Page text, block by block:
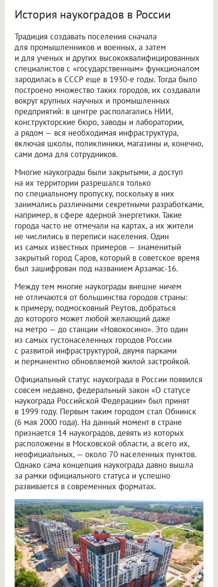
История наукоградов в России
Традиция создавать поселения сначала
для промышленников и военных, а затем
и для ученых и других высококвалифицированных
специалистов с «государственным» функционалом
зародилась в СССР еще в 1930-е годы. Тогда было
построено множество таких городов, их создавали
вокруг крупных научных и промышленных
предприятий: в центре располагались НИИ,
конструкторские бюро, заводы и лаборатории,
а рядом — вся необходимая инфраструктура,
включая школы, поликлиники, магазины и, конечно,
сами дома для сотрудников.
Многие наукограды были закрытыми, а доступ
на их территории разрешался только
по специальному пропуску, поскольку в них
занимались различными секретными разработками,
например, в сфере ядерной энергетики. Такие
города часто не отмечали на картах, а их жители
не числились в переписи населения. Один
из самых известных примеров — знаменитый
закрытый город Саров, который в советское время
был зашифрован под названием Арзамас-16.
Между тем многие наукограды внешне ничем
не отличаются от большинства городов страны:
к примеру, подмосковный Реутов, добраться
до которого может любой желающий даже
на метро — до станции «Новокосино». Это один
из самых густонаселенных городов России
с развитой инфраструктурой, двумя парками
и перманентно обновляемой жилой застройкой.
Официальный статус наукограда в России появился
совсем недавно, федеральный закон «О статусе
наукограда Российской Федерации» был принят
в 1999 году. Первым таким городом стал Обнинск
(6 мая 2000 года). На данный момент в стране
признается 14 наукоградов, девять из которых
расположены в Московской области, а всего их,
неофициальных, — около 70 населенных пунктов.
Однако сама концепция наукограда давно вышла
за рамки официального статуса и успешно
развивается в современных форматах.